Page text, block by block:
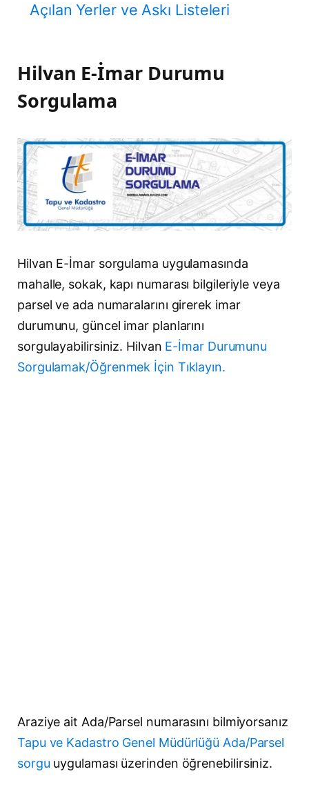
Açılan Yerler ve Askı Listeleri
Hilvan E-İmar Durumu
Sorgulama
Hilvan E-İmar sorgulama uygulamasında
mahalle, sokak, kapı numarası bilgileriyle veya
parsel ve ada numaralarını girerek imar
durumunu, güncel imar planlarını
sorgulayabilirsiniz. Hilvan E-İmar Durumunu
Sorgulamak/Öğrenmek İçin Tıklayın.
Araziye ait Ada/Parsel numarasını bilmiyorsanız
Tapu ve Kadastro Genel Müdürlüğü Ada/Parsel
sorgu uygulaması üzerinden öğrenebilirsiniz.